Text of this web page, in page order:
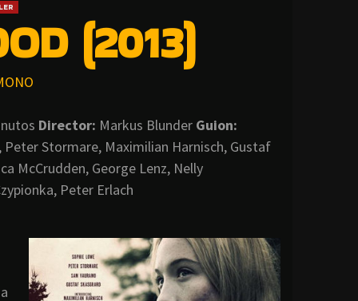
(2013)
Director: Markus Blunder Guion:
Stormare, Maximilian Harnisch, Gustaf
McCrudden, George Lenz, Nelly
Peter Erlach